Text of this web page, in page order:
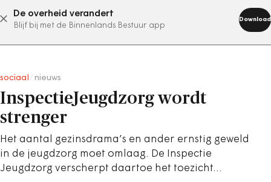
De overheid verandert
Blijf bij met de Binnenlands Bestuur app
Download
abonneer nu
sociaal nieuws
InspectieJeugdzorg wordt
strenger
Het aantal gezinsdrama’s en ander ernstig geweld
in de jeugdzorg moet omlaag. De Inspectie
Jeugdzorg verscherpt daartoe het toezicht…